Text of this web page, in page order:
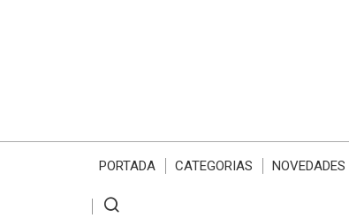
PORTADA CATEGORIAS NOVEDADES